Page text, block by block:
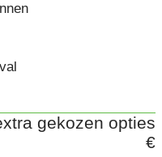
gekozen opties
€